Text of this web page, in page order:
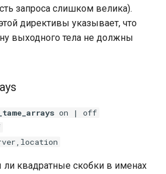
запроса слишком велика).
директивы указывает, что
выходного тела не должны
on | off
квадратные скобки в именах